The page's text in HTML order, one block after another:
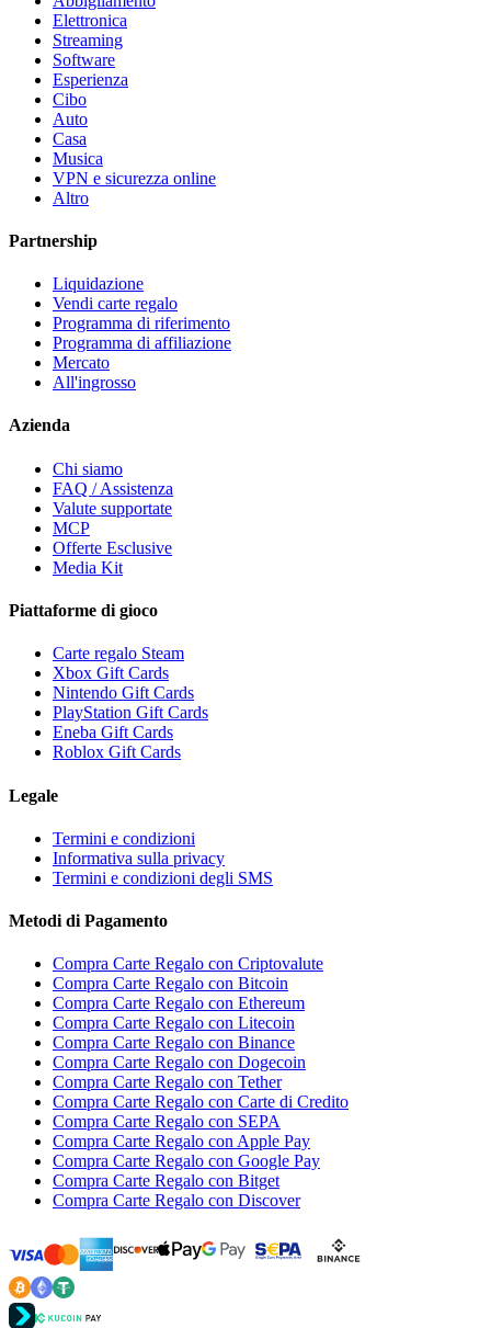
Elettronica
Streaming
Software
Esperienza
Cibo
Auto
Casa
Musica
VPN e sicurezza online
Altro
Partnership
Liquidazione
Vendi carte regalo
Programma di riferimento
Programma di affiliazione
Mercato
All'ingrosso
Azienda
Chi siamo
FAQ / Assistenza
Valute supportate
MCP
Offerte Esclusive
Media Kit
Piattaforme di gioco
Carte regalo Steam
Xbox Gift Cards
Nintendo Gift Cards
PlayStation Gift Cards
Eneba Gift Cards
Roblox Gift Cards
Legale
Termini e condizioni
Informativa sulla privacy
Termini e condizioni degli SMS
Metodi di Pagamento
Compra Carte Regalo con Criptovalute
Compra Carte Regalo con Bitcoin
Compra Carte Regalo con Ethereum
Compra Carte Regalo con Litecoin
Compra Carte Regalo con Binance
Compra Carte Regalo con Dogecoin
Compra Carte Regalo con Tether
Compra Carte Regalo con Carte di Credito
Compra Carte Regalo con SEPA
Compra Carte Regalo con Apple Pay
Compra Carte Regalo con Google Pay
Compra Carte Regalo con Bitget
Compra Carte Regalo con Discover